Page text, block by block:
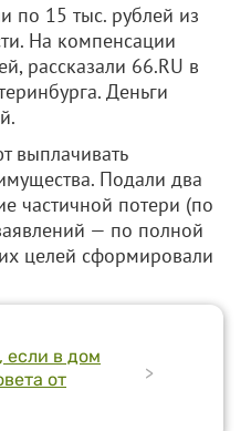
по 15 тыс. рублей из
На компенсации
рассказали 66.RU в
Деньги
выплачивать
Подали два
частичной потери (по
— по полной
целей сформировали
если в дом
от
>